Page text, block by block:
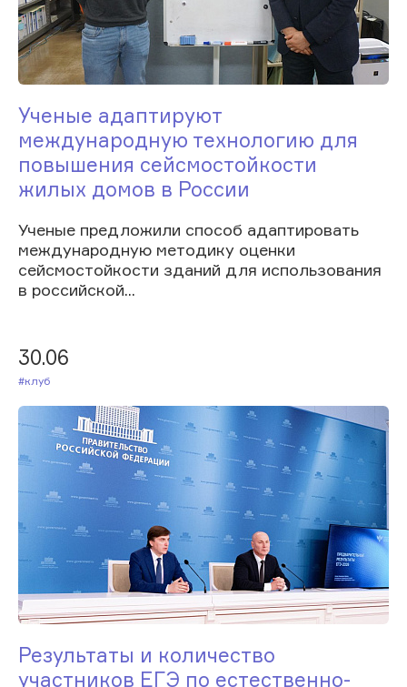
Ученые адаптируют
международную технологию для
повышения сейсмостойкости
жилых домов в России
Ученые предложили способ адаптировать
международную методику оценки
сейсмостойкости зданий для использования
в российской...
30.06
#Клуб
Результаты и количество
участников ЕГЭ по естественно-